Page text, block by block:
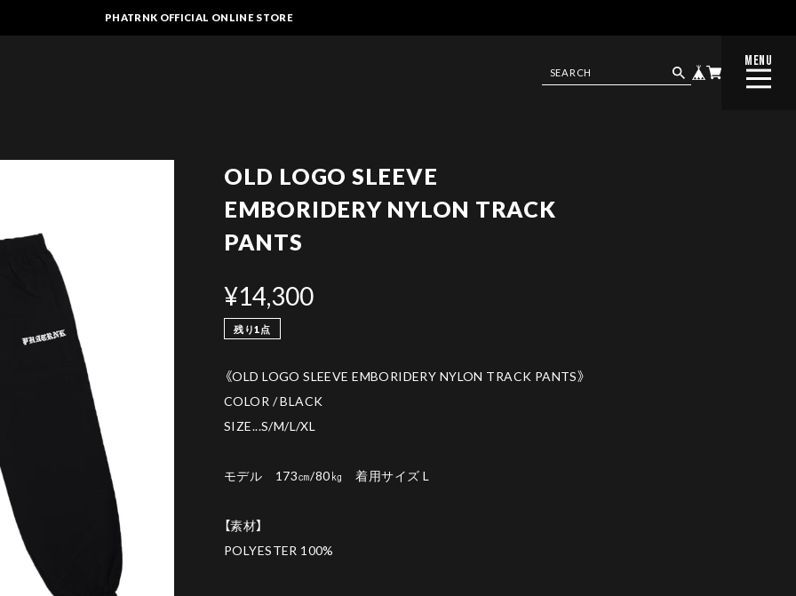
PHATRNK OFFICIAL ONLINE STORE
MENU
CLOSE
OLD LOGO SLEEVE
EMBORIDERY NYLON TRACK
PANTS
¥14,300
残り1点
《OLD LOGO SLEEVE EMBORIDERY NYLON TRACK PANTS》
COLOR / BLACK
SIZE...S/M/L/XL
モデル 173㎝/80㎏ 着用サイズ L
【素材】
POLYESTER 100%